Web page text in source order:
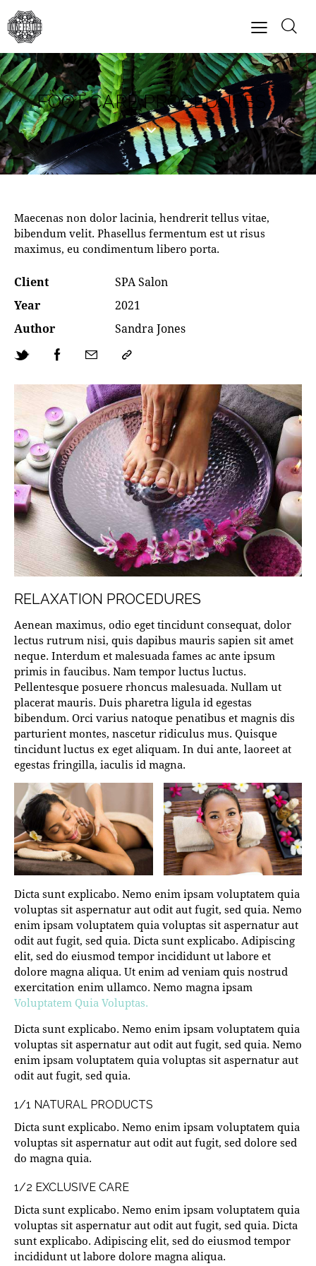
FOOT CARE PROCEDURES
RELAXATION PROCEDURES
Aenean maximus, odio eget tincidunt consequat, dolor
lectus rutrum nisi, quis dapibus mauris sapien sit amet
neque. Interdum et malesuada fames ac ante ipsum
primis in faucibus. Nam tempor luctus luctus.
Pellentesque posuere rhoncus malesuada. Nullam ut
placerat mauris. Duis pharetra ligula id egestas
bibendum. Orci varius natoque penatibus et magnis dis
parturient montes, nascetur ridiculus mus. Quisque
tincidunt luctus ex eget aliquam. In dui ante, laoreet at
egestas fringilla, iaculis id magna.
Dicta sunt explicabo. Nemo enim ipsam voluptatem quia
voluptas sit aspernatur aut odit aut fugit, sed quia. Nemo
enim ipsam voluptatem quia voluptas sit aspernatur aut
odit aut fugit, sed quia. Dicta sunt explicabo. Adipiscing
elit, sed do eiusmod tempor incididunt ut labore et
dolore magna aliqua. Ut enim ad veniam quis nostrud
exercitation enim ullamco. Nemo magna ipsam
Voluptatem Quia Voluptas.
Dicta sunt explicabo. Nemo enim ipsam voluptatem quia
voluptas sit aspernatur aut odit aut fugit, sed quia. Nemo
enim ipsam voluptatem quia voluptas sit aspernatur aut
odit aut fugit, sed quia.
1/1 NATURAL PRODUCTS
Dicta sunt explicabo. Nemo enim ipsam voluptatem quia
voluptas sit aspernatur aut odit aut fugit, sed dolore sed
do magna quia.
1/2 EXCLUSIVE CARE
Dicta sunt explicabo. Nemo enim ipsam voluptatem quia
voluptas sit aspernatur aut odit aut fugit, sed quia. Dicta
sunt explicabo. Adipiscing elit, sed do eiusmod tempor
incididunt ut labore dolore magna aliqua.
Maecenas non dolor lacinia, hendrerit tellus vitae,
bibendum velit. Phasellus fermentum est ut risus
maximus, eu condimentum libero porta.
Client
SPA Salon
Year
2021
Author
Sandra Jones